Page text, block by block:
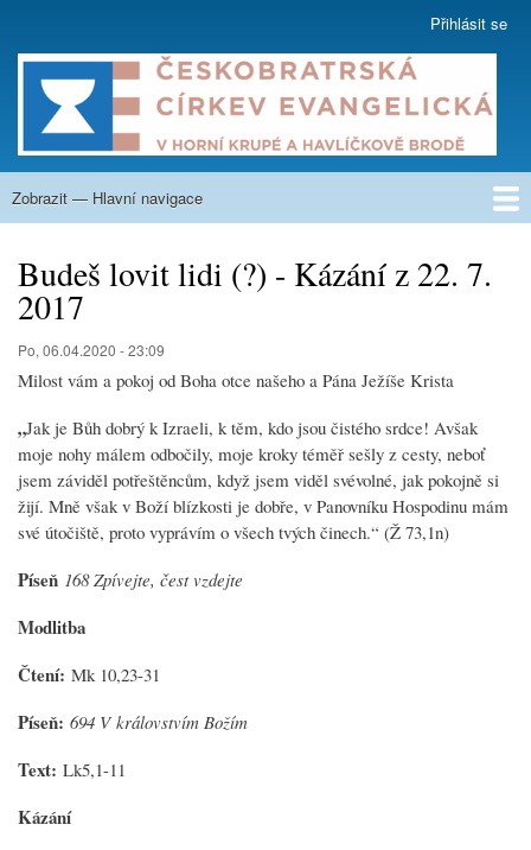
hlavnímu
obsahu
account
menu
Přihlásit se
Hlavní
Zobrazit — Hlavní navigace
Budeš lovit lidi (?) - Kázání z 22. 7.
2017
Po, 06.04.2020 - 23:09
Milost vám a pokoj od Boha otce našeho a Pána Ježíše Krista
„Jak je Bůh dobrý k Izraeli, k těm, kdo jsou čistého srdce! Avšak
moje nohy málem odbočily, moje kroky téměř sešly z cesty, neboť
jsem záviděl potřeštěncům, když jsem viděl svévolné, jak pokojně si
žijí. Mně však v Boží blízkosti je dobře, v Panovníku Hospodinu mám
své útočiště, proto vyprávím o všech tvých činech.“ (Ž 73,1n)
Píseň 168 Zpívejte, čest vzdejte
Modlitba
Čtení: Mk 10,23-31
Píseň: 694 V královstvím Božím
Text: Lk5,1-11
Kázání